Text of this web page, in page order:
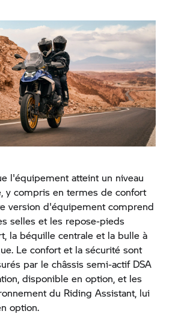
l'équipement atteint un niveau
y compris en termes de confort
version d'équipement comprend
selles et les repose-pieds
la béquille centrale et la bulle à
Le confort et la sécurité sont
par le châssis semi-actif DSA
disponible en option, et les
du Riding Assistant, lui
option.